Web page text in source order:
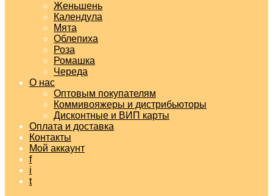
Женьшень
Календула
Мята
Облепиха
Роза
Ромашка
Череда
О нас
Оптовым покупателям
Коммивояжеры и дистрибьюторы
Дисконтные и ВИП карты
Оплата и доставка
Контакты
Мой аккаунт
f
i
t